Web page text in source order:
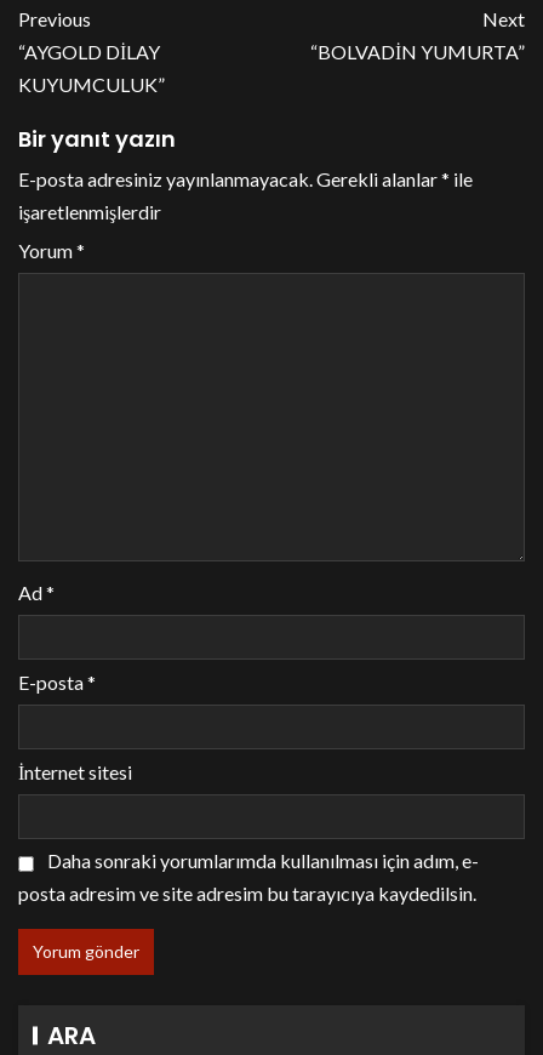
Previous
“AYGOLD DİLAY
KUYUMCULUK”
Next
“BOLVADİN YUMURTA”
Bir yanıt yazın
E-posta adresiniz yayınlanmayacak.Gerekli alanlar* ile
işaretlenmişlerdir
Yorum*
Ad*
E-posta*
İnternet sitesi
Daha sonraki yorumlarımda kullanılması için adım, e-
posta adresim ve site adresim bu tarayıcıya kaydedilsin.
ARA